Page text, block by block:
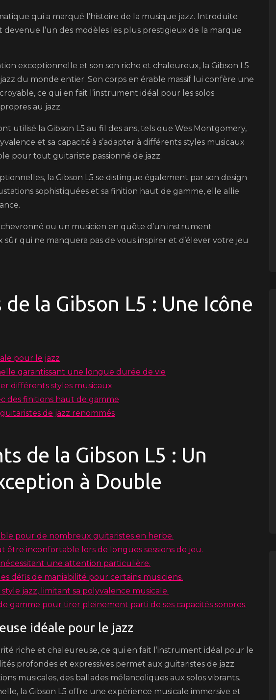
qui a marqué l’histoire de la musique jazz. Introduite
devenue l’un des modèles les plus prestigieux de la marque
exceptionnelle et son son riche et chaleureux, la Gibson L5
du monde entier. Son corps en érable massif lui confère une
ce qui en fait l’instrument idéal pour les solos
au jazz.
utilisé la Gibson L5 au fil des ans, tels que Wes Montgomery,
et sa capacité à s’adapter à différents styles musicaux
pour tout guitariste passionné de jazz.
la Gibson L5 se distingue également par son design
sophistiquées et sa finition haut de gamme, elle allie
ou un musicien en quête d’un instrument
sûr qui ne manquera pas de vous inspirer et d’élever votre jeu
la Gibson L5 : Une Icône
pour le jazz
garantissant une longue durée de vie
différents styles musicaux
des finitions haut de gamme
de jazz renommés
de la Gibson L5 : Un
à Double
pour de nombreux guitaristes en herbe.
inconfortable lors de longues sessions de jeu.
une attention particulière.
défis de maniabilité pour certains musiciens.
jazz, limitant sa polyvalence musicale.
gamme pour tirer pleinement parti de ses capacités sonores.
idéale pour le jazz
riche et chaleureuse, ce qui en fait l’instrument idéal pour le
profondes et expressives permet aux guitaristes de jazz
musicales, des ballades mélancoliques aux solos vibrants.
la Gibson L5 offre une expérience musicale immersive et